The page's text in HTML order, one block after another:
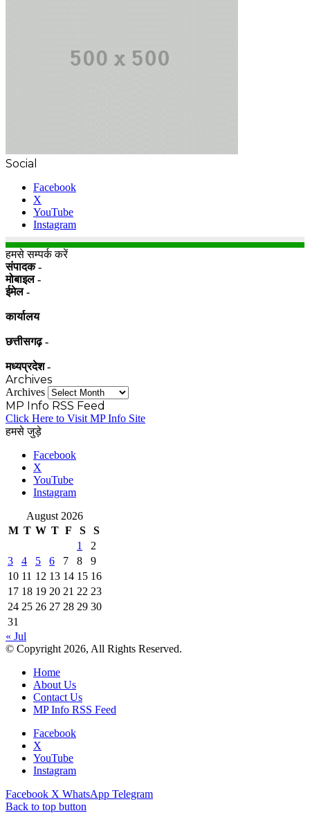
Social
Facebook
X
YouTube
Instagram
हमसे सम्पर्क करें
संपादक -
मोबाइल -
ईमेल -
कार्यालय
छत्तीसगढ़ -
मध्यप्रदेश -
Archives
Archives
MP Info RSS Feed
Click Here to Visit MP Info Site
हमसे जुड़े
Facebook
X
YouTube
Instagram
August 2026
M T W T F S
S
1
2
3
4 5 6 7 8
9
10 11 12 13 14 15 16
17 18 19 20 21 22 23
24 25 26 27 28 29 30
31
« Jul
© Copyright 2026, All Rights Reserved.
Home
About Us
Contact Us
MP Info RSS Feed
Facebook
X
YouTube
Instagram
Facebook X WhatsApp Telegram
Back to top button